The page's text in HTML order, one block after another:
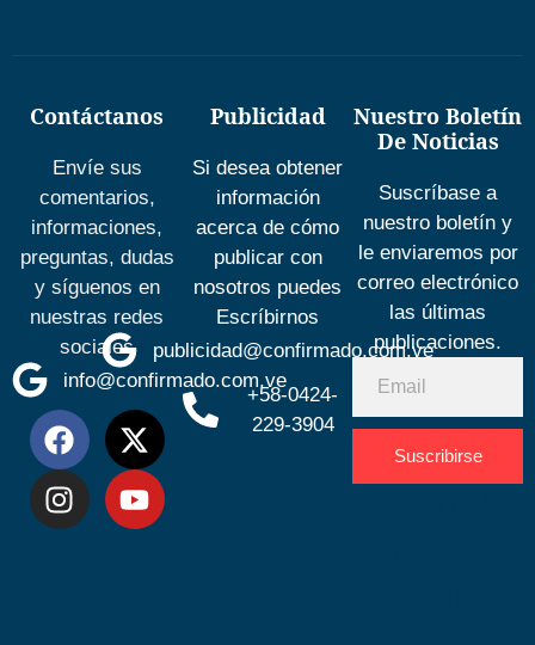
Contáctanos
Envíe sus
comentarios,
informaciones,
preguntas, dudas
y síguenos en
nuestras redes
sociales
info@confirmado.com.ve
Publicidad
Si desea obtener
información
acerca de cómo
publicar con
nosotros puedes
Escríbirnos
publicidad@confirmado.com.ve
+58-0424-
229-3904
Nuestro Boletín
De Noticias
Suscríbase a
nuestro boletín y
le enviaremos por
correo electrónico
las últimas
publicaciones.
Suscribirse